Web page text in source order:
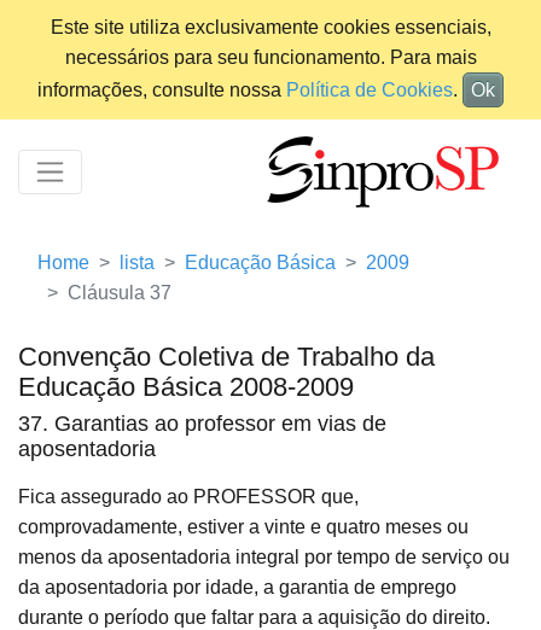
Este site utiliza exclusivamente cookies essenciais,
necessários para seu funcionamento. Para mais
informações, consulte nossa Política de Cookies. Ok
Home lista Educação Básica
2009
Cláusula 37
Convenção Coletiva de Trabalho da
Educação Básica 2008-2009
37. Garantias ao professor em vias de
aposentadoria
Fica assegurado ao PROFESSOR que,
comprovadamente, estiver a vinte e quatro meses ou
menos da aposentadoria integral por tempo de serviço ou
da aposentadoria por idade, a garantia de emprego
durante o período que faltar para a aquisição do direito.